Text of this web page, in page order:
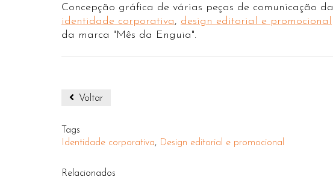
Concepção gráfica de várias peças de comunicação da
identidade corporativa, design editorial e promocional
da marca "Mês da Enguia".
Voltar
Tags
Identidade corporativa, Design editorial e promocional
Relacionados